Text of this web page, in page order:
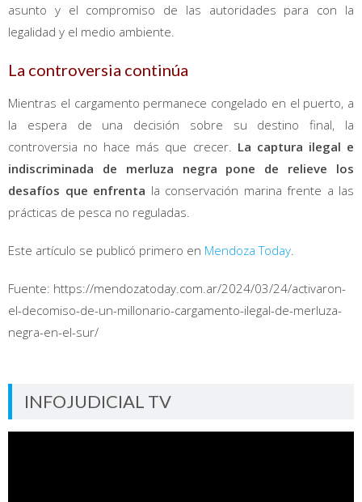
asunto y el compromiso de las autoridades para con la
legalidad y el medio ambiente.
La controversia continúa
Mientras el cargamento permanece congelado en el puerto, a
la espera de una decisión sobre su destino final, la
controversia no hace más que crecer. La captura ilegal e
indiscriminada de merluza negra pone de relieve los
desafíos que enfrenta la conservación marina frente a las
prácticas de pesca no reguladas.
Este artículo se publicó primero en Mendoza Today
Fuente: https://mendozatoday.com.ar/2024/03/24/activaron-
el-decomiso-de-un-millonario-cargamento-ilegal-de-merluza-
negra-en-el-sur/
INFOJUDICIAL TV